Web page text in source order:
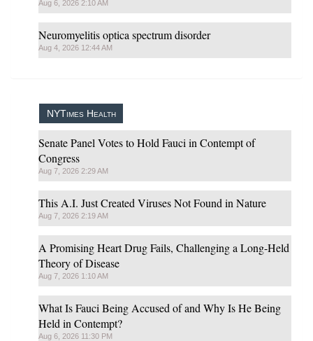
Aug 6, 2026 2:10 AM
Neuromyelitis optica spectrum disorder
Aug 4, 2026 12:44 AM
NYTimes Health
Senate Panel Votes to Hold Fauci in Contempt of
Congress
Aug 7, 2026 2:29 AM
This A.I. Just Created Viruses Not Found in Nature
Aug 7, 2026 2:19 AM
A Promising Heart Drug Fails, Challenging a Long-Held
Theory of Disease
Aug 7, 2026 1:10 AM
What Is Fauci Being Accused of and Why Is He Being
Held in Contempt?
Aug 6, 2026 11:30 PM